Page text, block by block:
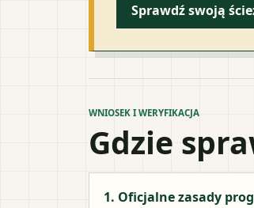
Sprawdź swoją
WNIOSEK I WERYFIKACJA
Gdzie
1. Oficjalne zasady